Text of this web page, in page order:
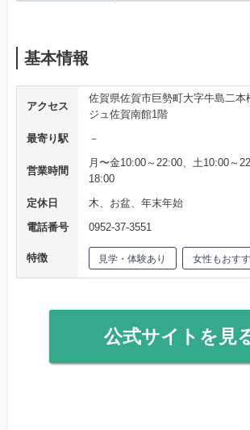
基本情報
アクセス
佐賀県佐賀市巨勢町大字牛島二本
ジュ佐賀南館1階
最寄り駅
－
営業時間
月〜金10:00～22:00、土10:00～
18:00
定休日
木、お盆、年末年始
電話番号
0952-37-3551
特徴 見学・体験あり 女性もおす
公式サイトを見